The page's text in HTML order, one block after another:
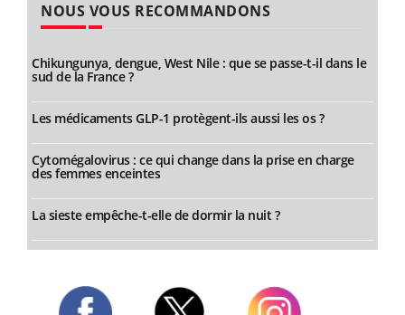
NOUS VOUS RECOMMANDONS
Chikungunya, dengue, West Nile : que se passe-t-il dans le
sud de la France ?
Les médicaments GLP-1 protègent-ils aussi les os ?
Cytomégalovirus : ce qui change dans la prise en charge
des femmes enceintes
La sieste empêche-t-elle de dormir la nuit ?